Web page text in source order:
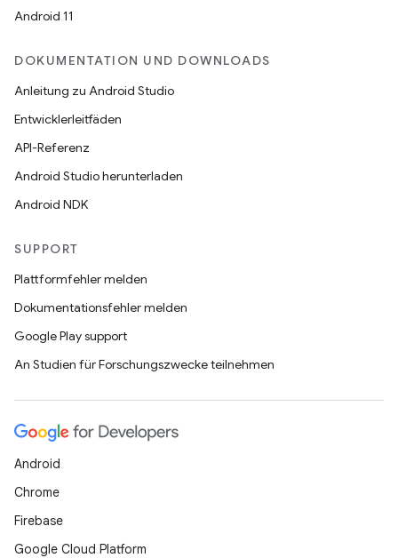
Android 11
DOKUMENTATION UND DOWNLOADS
Anleitung zu Android Studio
Entwicklerleitfäden
API-Referenz
Android Studio herunterladen
Android NDK
SUPPORT
Plattformfehler melden
Dokumentationsfehler melden
Google Play support
An Studien für Forschungszwecke teilnehmen
Android
Chrome
Firebase
Google Cloud Platform